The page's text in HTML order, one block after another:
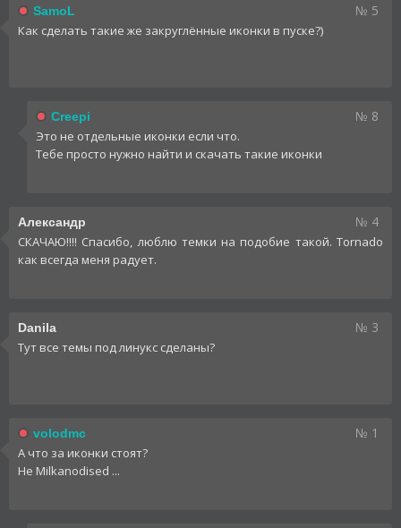
SamoL № 5
Как сделать такие же закруглённые иконки в пуске?)
Creepi № 8
Это не отдельные иконки если что.
Тебе просто нужно найти и скачать такие иконки
Александр № 4
СКАЧАЮ!!!! Спасибо, люблю темки на подобие такой. Tornado
как всегда меня радует.
Danila № 3
Тут все темы под линукс сделаны?
volodmc № 1
А что за иконки стоят?
Не Milkanodised ...